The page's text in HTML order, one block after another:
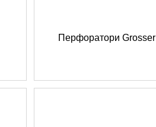
Перфоратори Grosser